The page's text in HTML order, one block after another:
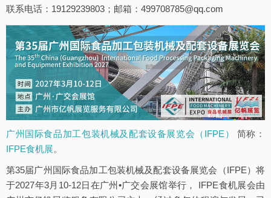
联系电话：19129239803；邮箱：499708785@qq.com
广州国际食品加工包装机械及配套设备展览会（IFPE）
简称：
IFPE食机展。
第35届广州国际食品加工包装机械及配套设备展览会（IFPE）将
于2027年3月10-12日在广州•广交会展馆举行， IFPE食机展会由